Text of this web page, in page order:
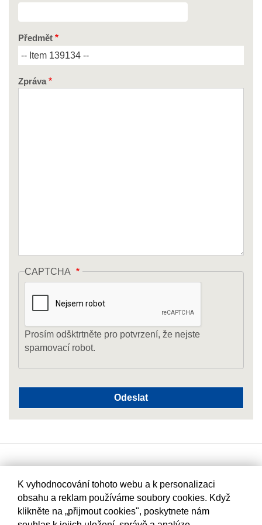
Předmět
Zpráva
CAPTCHA
Prosím odšktrtněte pro potvrzení, že nejste
spamovací robot.
K vyhodnocování tohoto webu a k personalizaci
obsahu a reklam používáme soubory cookies. Když
klikněte na „přijmout cookies", poskytnete nám